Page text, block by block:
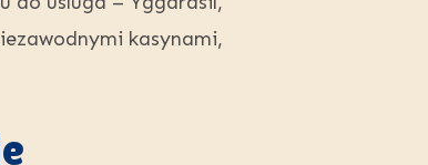
kasynami,